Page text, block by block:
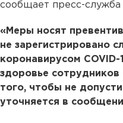
сообщает пресс-служба
«Меры носят
не зарегистрировано
коронавирусом
здоровье сотрудников
того, чтобы не
уточняется в